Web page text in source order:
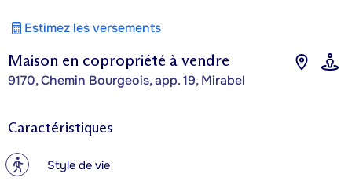
Maison en copropriété à vendre
9170, Chemin Bourgeois, app. 19, Mirabel
Estimez les versements
Caractéristiques
? Style de vie